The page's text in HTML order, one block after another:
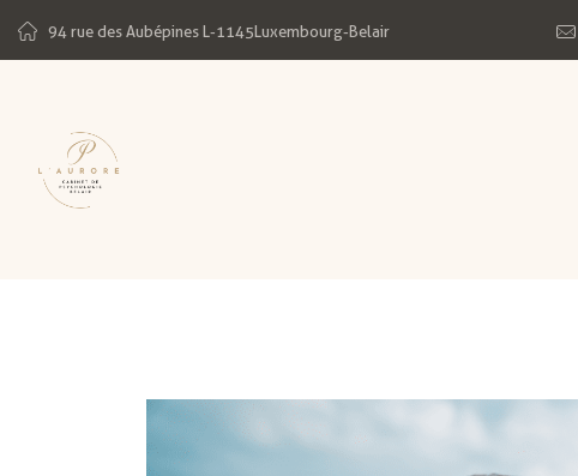
94 rue des Aubépines L-1145Luxembourg-Belair